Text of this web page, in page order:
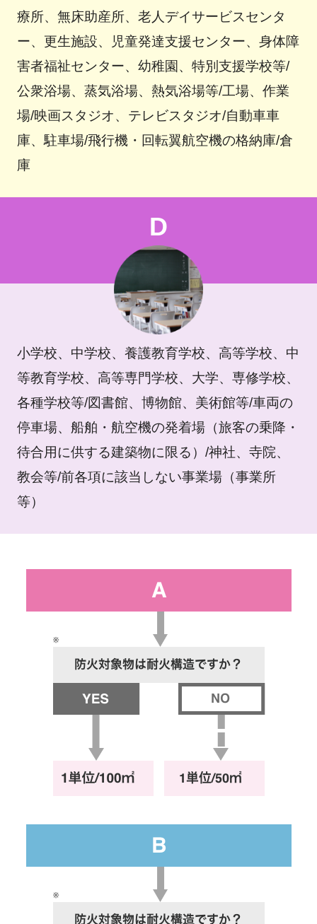
療所、無床助産所、老人デイサービスセンタ
ー、更生施設、児童発達支援センター、身体障
害者福祉センター、幼稚園、特別支援学校等/
公衆浴場、蒸気浴場、熱気浴場等/工場、作業
場/映画スタジオ、テレビスタジオ/自動車車
庫、駐車場/飛行機・回転翼航空機の格納庫/倉
庫
D
小学校、中学校、養護教育学校、高等学校、中
等教育学校、高等専門学校、大学、専修学校、
各種学校等/図書館、博物館、美術館等/車両の
停車場、船舶・航空機の発着場（旅客の乗降・
待合用に供する建築物に限る）/神社、寺院、
教会等/前各項に該当しない事業場（事業所
等）